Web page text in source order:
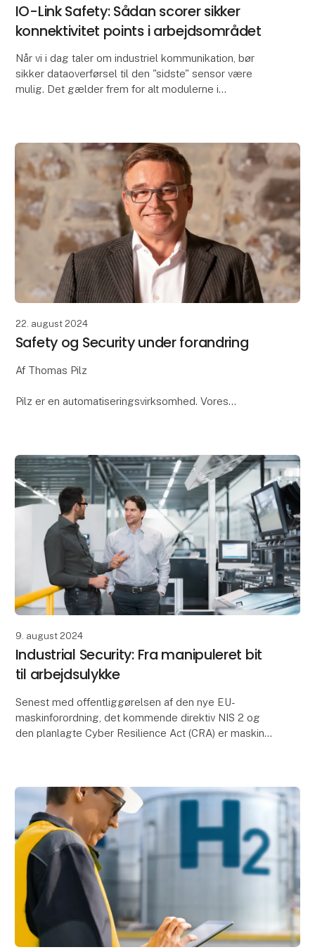
IO-Link Safety: Sådan scorer sikker
konnektivitet points i arbejdsområdet
Når vi i dag taler om industriel kommunikation, bør
sikker dataoverførsel til den "sidste" sensor være
mulig. Det gælder frem for alt modulerne i
22. august 2024
Safety og Security under forandring
Af Thomas Pilz
Pilz er en automatiseringsvirksomhed. Vores
9. august 2024
Industrial Security: Fra manipuleret bit
til arbejdsulykke
Senest med offentliggørelsen af den nye EU-
maskinforordning, det kommende direktiv NIS 2 og
den planlagte Cyber Resilience Act (CRA) er maskin-